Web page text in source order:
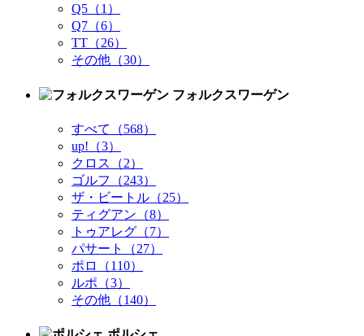
Q5（1）
Q7（6）
TT（26）
その他（30）
フォルクスワーゲン
すべて（568）
up!（3）
クロス（2）
ゴルフ（243）
ザ・ビートル（25）
ティグアン（8）
トゥアレグ（7）
パサート（27）
ポロ（110）
ルポ（3）
その他（140）